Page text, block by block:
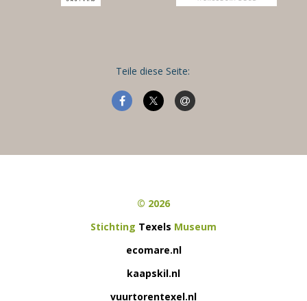
Teile diese Seite:
© 2026
Stichting Texels Museum
ecomare.nl
kaapskil.nl
vuurtorentexel.nl